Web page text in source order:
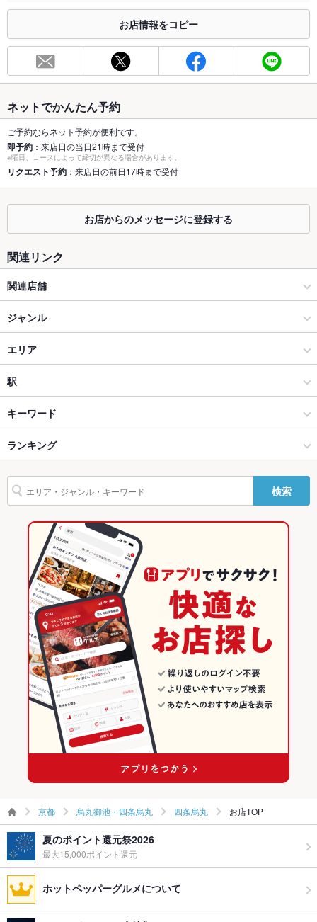
お席
総席数 120席(寛ぎ空間の個室席多数)
最大宴会収
容人数
24人(仕事終わりの飲み会など各種宴会のご予約承っておりま
す。)
個室 あり ：2名様～ご利用できる個室をご用意しております。
座敷
なし ：長時間の宴会にも使い勝手抜群の掘りごたつを完備して
あり ：カウンター以外はすべて掘りごたつ席となっておりま
す。ごゆっくりとお過ごしいただけます。
カウンター
ソファー
なし ：ソファー席はございませんがゆったりした広めの掘りご
たつ個室がございます。
テラス席
なし ：テラス席はございませんが周りを気にせず楽しめる個室
設備
バリアフリ
ー
なし ：バリアフリーではございませんが、スタッフがサポート
させて頂きますので、お申し付け下さい。
駐車場
なし ：駐車場はございません。近隣にコインパーキングがござ
いますので、そちらをご利用ください。
その他設備
何かご要望が御座いましたら臨機応変に対応させて頂きますの
で、お問い合わせ下さい。
その他
飲み放題 あり ：2時間飲み放題付きコース5,500円～
食べ放題
なし ：食べ放題はございませんがボリュームたっぷりのコース
をご用意しております
カクテル充実、焼酎充実、日本酒充実、ワイン充実
お子様連れ
お子様連れ歓迎 ：お子様連れも大歓迎です！お子様でも召し上
がれるメニューが沢山ございますので、お気軽にお越しくださ
い。
グパーティ
事前に店舗までご相談ください。ご要望などございましたらお
気軽にお申し付け下さい。
ので、お気軽に仰って下さい。
お店情報をコピー
ネットでかんたん予約
ご予約ならネット予約が便利です。
即予約 ：来店日の当日21時まで受付
※曜日、コースによって締切が異なる場合があります。
リクエスト予約 ：来店日の前日17時まで受付
お店からのメッセージに登録する
関連リンク
関連店舗
京都駅 個室居酒屋 御肴凸鉾
ちょいと。栞屋
Foods bar 栞屋
京都駅 個室居酒屋 ぎゃらりぃ栞屋
御肴 ずっころばし
京都七条 Wine蔵 しおり （ワイン蔵しおり）
御肴かわせみ
ジャンル
居酒屋
創作
烏丸御池・四条烏丸 × 居酒屋
烏丸御池・四条烏丸 × 創作
四条駅 × 居酒屋
四条駅 × 創作
和食全般
烏丸御池・四条烏丸 × 和食
烏丸御池・四条烏丸 × 和食全般
四条駅 × 和食
四条駅 × 和食全般
エリア
四条烏丸
四条烏丸 × 居酒屋
四条烏丸 × 創作
四条烏丸 × 和食
四条烏丸 × 和食全般
京都 × 居酒屋
京都 × 創作
京都 × 和食
京都 × 和食全般
駅
烏丸駅
四条駅
キーワード
からあげ 湯葉料理
担々麺
ランキング
京都のグルメランキング
京都の居酒屋ランキング
烏丸御池・四条烏丸のグルメランキング
烏丸御池・四条烏丸の居酒屋ランキング
四条烏丸のグルメランキング
四条烏丸の居酒屋ランキング
検索
京都 烏丸御池・四条烏丸 四条烏丸 お店TOP
夏のポイント還元祭2026
最大15,000ポイント還元
ホットペッパーグルメについて